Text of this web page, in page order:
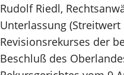
Rudolf Riedl,
Unterlassung (Streitwert
Revisionsrekurses der
Beschluß des